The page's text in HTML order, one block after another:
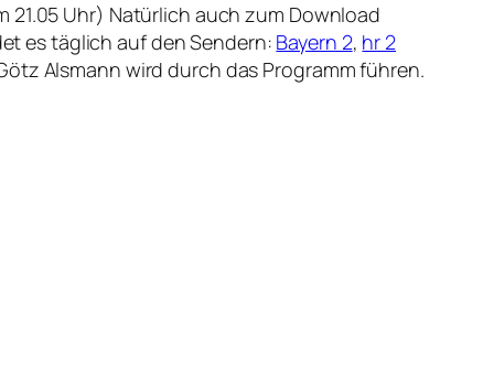
21.05 Uhr) Natürlich auch zum Download
es täglich auf den Sendern: Bayern 2, hr 2
Alsmann wird durch das Programm führen.